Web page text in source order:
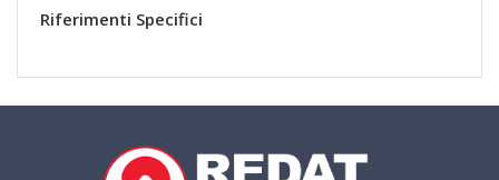
Riferimenti Specifici